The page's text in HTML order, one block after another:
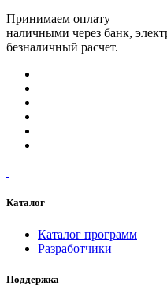
Принимаем оплату
наличными через банк,
безналичный расчет.
Каталог
Каталог программ
Разработчики
Поддержка